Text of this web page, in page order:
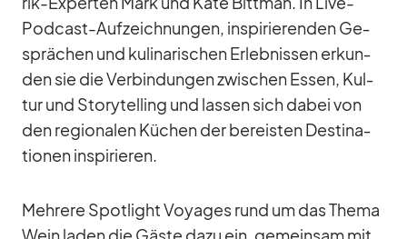
Pod­cast-Auf­zeich­nun­gen, in­spi­rie­ren­den Ge­
sprä­chen und ku­li­na­ri­schen Er­leb­nis­sen er­kun­
den sie die Ver­bin­dun­gen zwi­schen Es­sen, Kul­
tur und Sto­rytel­ling und las­sen sich da­bei von
den re­gio­na­len Kü­chen der be­reis­ten De­sti­na­
tio­nen in­spi­rie­ren.
Meh­rere Spot­light Voy­a­ges rund um das Thema